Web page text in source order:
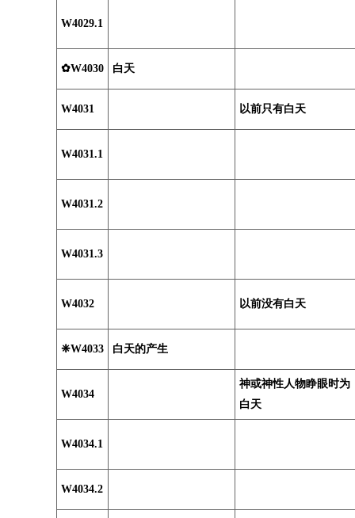
W4029.1
✿W4030 白天
W4031 以前只有白天
W4031.1
W4031.2
W4031.3
W4032 以前没有白天
❈W4033 白天的产生
W4034
神或神性人物睁眼时为
白天
W4034.1
W4034.2